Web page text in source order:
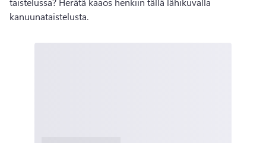
kanuunataistelusta.